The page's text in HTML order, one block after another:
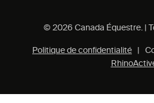
© 2026 Canada Équestre. |
Politique de confidentialité |